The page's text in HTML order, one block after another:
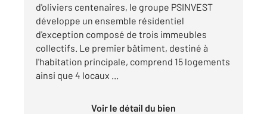
d'oliviers centenaires, le groupe PSINVEST
développe un ensemble résidentiel
d'exception composé de trois immeubles
collectifs. Le premier bâtiment, destiné à
l'habitation principale, comprend 15 logements
ainsi que 4 locaux ...
Voir le détail du bien